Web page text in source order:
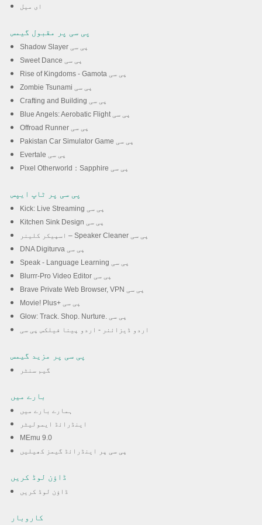
ای میل
پی سی پر مقبول گیمس
Shadow Slayer پی سی
Sweet Dance پی سی
Rise of Kingdoms - Gamota پی سی
Zombie Tsunami پی سی
Crafting and Building پی سی
Blue Angels: Aerobatic Flight پی سی
Offroad Runner پی سی
Pakistan Car Simulator Game پی سی
Evertale پی سی
Pixel Otherworld：Sapphire پی سی
پی سی پر ٹاپ ایپس
Kick: Live Streaming پی سی
Kitchen Sink Design پی سی
اسپیکر کلینر – Speaker Cleaner پی سی
DNA Digiturva پی سی
Speak - Language Learning پی سی
Blurrr-Pro Video Editor پی سی
Brave Private Web Browser, VPN پی سی
Movie! Plus+ پی سی
Glow: Track. Shop. Nurture. پی سی
اردو ڈیزائنر - اردو پینا فیلکس پی سی
پی سی پر مزید گیمس
گیم سنٹر
بارے میں
ہمارے بارے میں
اینڈرائڈ ایمولیٹر
MEmu 9.0
پی سی پر اینڈرائڈ گیمز کھیلیں
ڈاؤن لوڈ کریں
ڈاؤن لوڈ کریں
کاروبار